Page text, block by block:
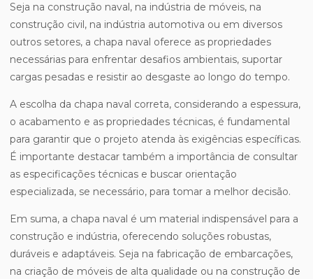
Seja na construção naval, na indústria de móveis, na
construção civil, na indústria automotiva ou em diversos
outros setores, a chapa naval oferece as propriedades
necessárias para enfrentar desafios ambientais, suportar
cargas pesadas e resistir ao desgaste ao longo do tempo.
A escolha da chapa naval correta, considerando a espessura,
o acabamento e as propriedades técnicas, é fundamental
para garantir que o projeto atenda às exigências específicas.
É importante destacar também a importância de consultar
as especificações técnicas e buscar orientação
especializada, se necessário, para tomar a melhor decisão.
Em suma, a chapa naval é um material indispensável para a
construção e indústria, oferecendo soluções robustas,
duráveis e adaptáveis. Seja na fabricação de embarcações,
na criação de móveis de alta qualidade ou na construção de